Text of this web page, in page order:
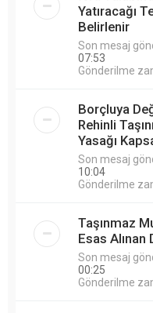
Yatıracağı
Belirlenir
Son mesaj
07:53
Gönderilme
Borçluya
Rehinli
Yasağı
Son mesaj
10:04
Gönderilme
Taşınmaz
Esas Alınan
Son mesaj
00:25
Gönderilme